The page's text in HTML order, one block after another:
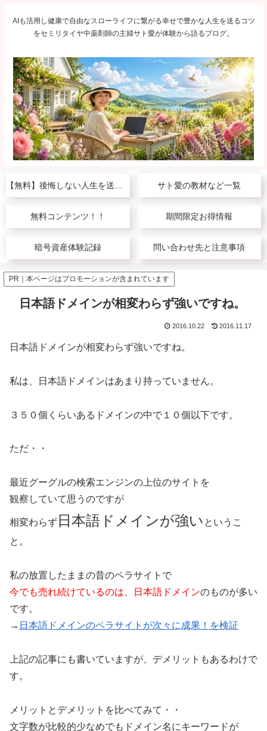
AIも活用し健康で自由なスローライフに繋がる幸せで豊かな人生を送るコツ
をセミリタイヤ中薬剤師の主婦サト愛が体験から語るブログ。
サト愛の教材など一覧
無料コンテンツ！！ 期間限定お得情報
暗号資産体験記録 問い合わせ先と注意事項
PR｜本ページはプロモーションが含まれています
日本語ドメインが相変わらず強いですね。
2016.10.22 2016.11.17
日本語ドメインが相変わらず強いですね。
私は、日本語ドメインはあまり持っていません。
３５０個くらいあるドメインの中で１０個以下です。
ただ・・
最近グーグルの検索エンジンの上位のサイトを
観察していて思うのですが
相変わらず 日本語ドメインが強い というこ
と。
私の放置したままの昔のペラサイトで
今でも売れ続けているのは、日本語ドメインのものが多い
です。
→ 日本語ドメインのペラサイトが次々に成果！を検証
上記の記事にも書いていますが、デメリットもあるわけで
す。
メリットとデメリットを比べてみて・・
文字数が比較的少なめでもドメイン名にキーワードが